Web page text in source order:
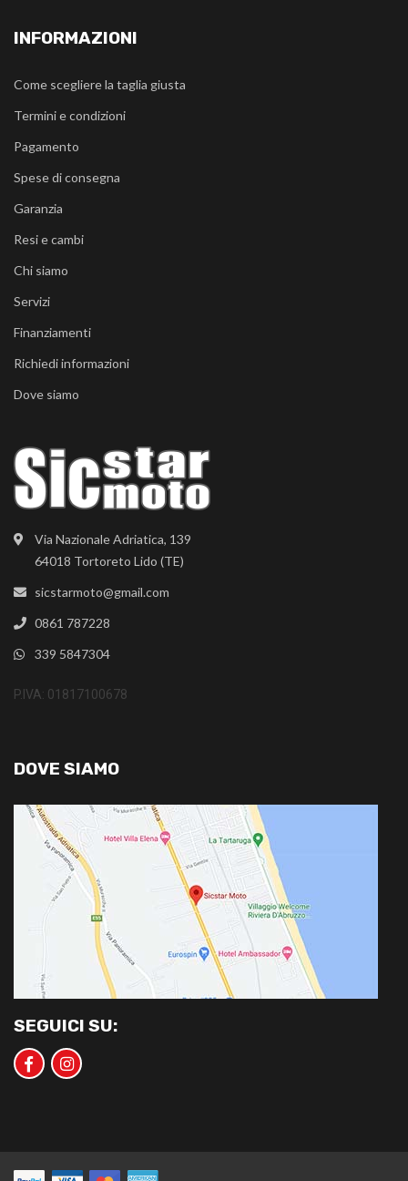
Via Nazionale Adriatica, 139
64018 Tortoreto Lido (TE)
sicstarmoto@gmail.com
0861 787228
339 5847304
P.IVA: 01817100678
INFORMAZIONI
Come scegliere la taglia giusta
Termini e condizioni
Pagamento
Spese di consegna
Garanzia
Resi e cambi
Chi siamo
Servizi
Finanziamenti
Richiedi informazioni
Dove siamo
DOVE SIAMO
SEGUICI SU: